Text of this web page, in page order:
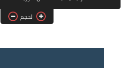
فرص
فرص
فرص
الحجم